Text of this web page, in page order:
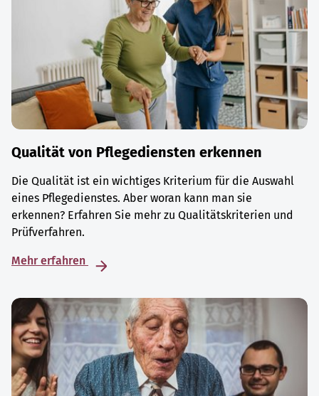
Qualität von Pflegediensten erkennen
Die Qualität ist ein wichtiges Kriterium für die Auswahl
eines Pflegedienstes. Aber woran kann man sie
erkennen? Erfahren Sie mehr zu Qualitätskriterien und
Prüfverfahren.
Mehr erfahren